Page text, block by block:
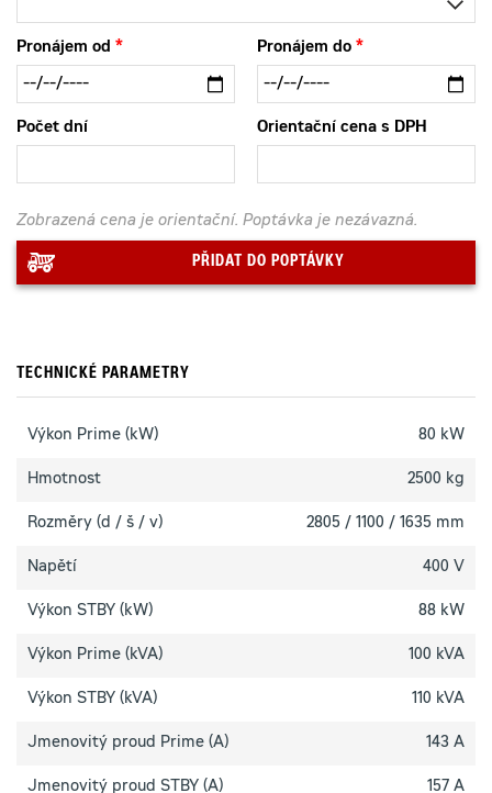
Pronájem od Pronájem do
Počet dní Orientační cena s DPH
Zobrazená cena je orientační. Poptávka je nezávazná.
PŘIDAT DO POPTÁVKY
TECHNICKÉ PARAMETRY
Výkon Prime (kW) 80 kW
Hmotnost 2500 kg
Rozměry (d / š / v) 2805 / 1100 / 1635 mm
Napětí 400 V
Výkon STBY (kW) 88 kW
Výkon Prime (kVA) 100 kVA
Výkon STBY (kVA) 110 kVA
Jmenovitý proud Prime (A) 143 A
Jmenovitý proud STBY (A) 157 A